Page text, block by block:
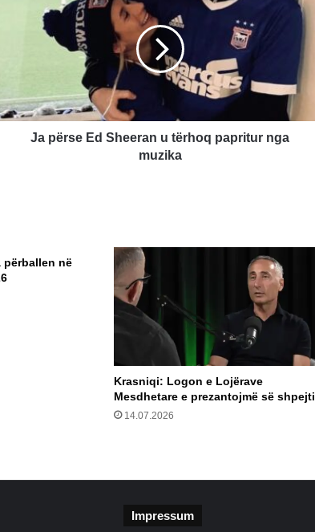
Ja përse Ed Sheeran u tërhoq papritur nga
muzika
përballen në
Krasniqi: Logon e Lojërave
Mesdhetare e prezantojmë së shpejti
14.07.2026
Impressum